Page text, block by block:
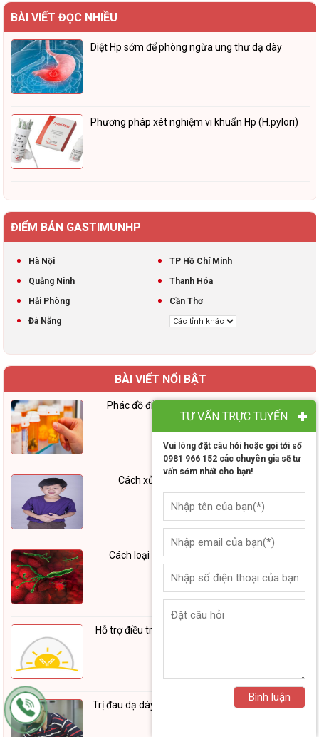
BÀI VIẾT ĐỌC NHIỀU
Diệt Hp sớm để phòng ngừa ung thư dạ dày
Phương pháp xét nghiệm vi khuẩn Hp (H.pylori)
ĐIỂM BÁN GASTIMUNHP
Hà Nội
TP Hồ Chí Minh
Quảng Ninh
Thanh Hóa
Hải Phòng
Cần Thơ
Đà Nẵng
BÀI VIẾT NỔI BẬT
Phác đồ điều trị đau dạ dày do vi khuẩn Hp
Cách xử lý khi mẹ và bé bị đau dạ dày
Cách loại bỏ vi khuẩn Hp gây bệnh dạ dày
Hỗ trợ điều trị đau dạ dày phương pháp mới của
Trị đau dạ dày ở trẻ em cần loại trừ sớm vi khuẩn
TƯ VẤN TRỰC TUYẾN
Vui lòng đặt câu hỏi hoặc gọi tới số
0981 966 152 các chuyên gia sẽ tư
vấn sớm nhất cho bạn!